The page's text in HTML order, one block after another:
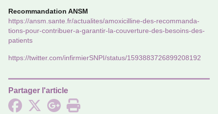
Recommandation ANSM
https://ansm.sante.fr/actua­li­tes/amoxi­cil­line-des-recom­man­da­
tions-pour-contri­buer-a-garan­tir-la-cou­ver­ture-des-besoins-des-
patients
https://twit­ter.com/infir­mierSNPI/status/1593883726899208192
Partager l'article